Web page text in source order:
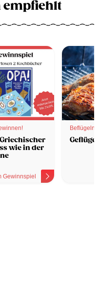
empfiehlt
Griechischer
wie in der
Gewinnspiel